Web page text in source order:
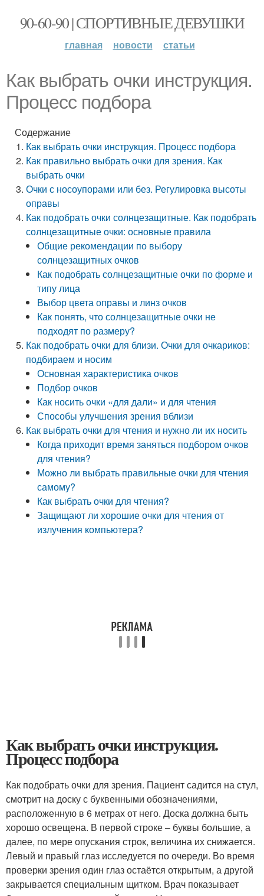
90-60-90 | СПОРТИВНЫЕ ДЕВУШКИ
главная новости статьи
Как выбрать очки инструкция.
Процесс подбора
Содержание
Как выбрать очки инструкция. Процесс подбора
Как правильно выбрать очки для зрения. Как
выбрать очки
Очки с носоупорами или без. Регулировка высоты
оправы
Как подобрать очки солнцезащитные. Как подобрать
солнцезащитные очки: основные правила
Общие рекомендации по выбору
солнцезащитных очков
Как подобрать солнцезащитные очки по форме и
типу лица
Выбор цвета оправы и линз очков
Как понять, что солнцезащитные очки не
подходят по размеру?
Как подобрать очки для близи. Очки для очкариков:
подбираем и носим
Основная характеристика очков
Подбор очков
Как носить очки «для дали» и для чтения
Способы улучшения зрения вблизи
Как выбрать очки для чтения и нужно ли их носить
Когда приходит время заняться подбором очков
для чтения?
Можно ли выбрать правильные очки для чтения
самому?
Как выбрать очки для чтения?
Защищают ли хорошие очки для чтения от
излучения компьютера?
Как выбрать очки инструкция.
Процесс подбора
Как подобрать очки для зрения. Пациент садится на стул,
смотрит на доску с буквенными обозначениями,
расположенную в 6 метрах от него. Доска должна быть
хорошо освещена. В первой строке – буквы большие, а
далее, по мере опускания строк, величина их снижается.
Левый и правый глаз исследуется по очереди. Во время
проверки зрения один глаз остаётся открытым, а другой
закрывается специальным щитком. Врач показывает